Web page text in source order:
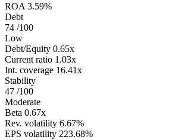
ROA 3.59%
Debt
74 /100
Low
Debt/Equity 0.65x
Current ratio 1.03x
Int. coverage 16.41x
Stability
47 /100
Moderate
Beta 0.67x
Rev. volatility 6.67%
EPS volatility 223.68%